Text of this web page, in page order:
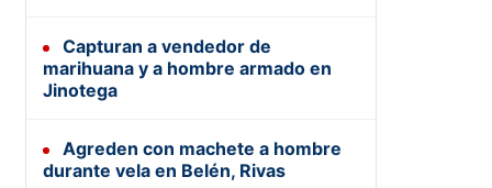
Capturan a vendedor de
marihuana y a hombre armado en
Jinotega
Agreden con machete a hombre
durante vela en Belén, Rivas